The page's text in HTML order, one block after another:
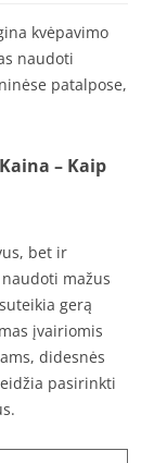
kvėpavimo
naudoti
patalpose,
– Kaip
bet ir
mažus
gerą
įvairiomis
didesnės
pasirinkti